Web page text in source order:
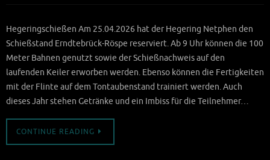
Hegeringschießen Am 25.04.2026 hat der Hegering Netphen den
Schießstand Erndtebrück-Röspe reserviert. Ab 9 Uhr können die 100
Meter Bahnen genutzt sowie der Schießnachweis auf den
laufenden Keiler erworben werden. Ebenso können die Fertigkeiten
mit der Flinte auf dem Tontaubenstand trainiert werden. Auch
dieses Jahr stehen Getränke und ein Imbiss für die Teilnehmer…
CONTINUE READING